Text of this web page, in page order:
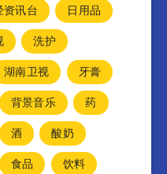
资讯台
日用品
洗护
湖南卫视
牙膏
背景音乐
药
酒
酸奶
食品 饮料